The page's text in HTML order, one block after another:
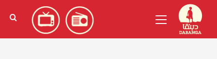
content
الإنجليزية)
Menu